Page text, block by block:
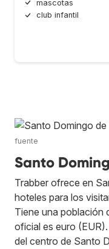
mascotas
club infantil
fuente
Santo
Trabber ofrece en
hoteles para los
Tiene una población
oficial es euro
del centro de Santo